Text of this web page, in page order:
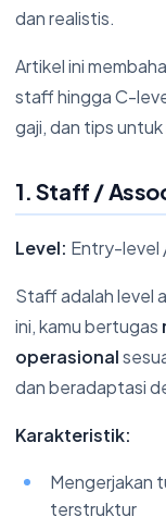
dan realistis.
Artikel ini
staff hingga C-
gaji, dan tips
1. Staff /
Level: Entry-level
Staff adalah level
ini, kamu bertugas
operasional
dan beradaptasi
Karakteristik:
Mengerjakan
terstruktur